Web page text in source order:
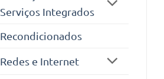
Serviços Integrados
Recondicionados
Redes e Internet